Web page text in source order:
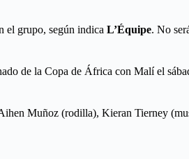
el grupo, según indica L’Équipe. No
de la Copa de África con Malí el
Muñoz (rodilla), Kieran Tierney